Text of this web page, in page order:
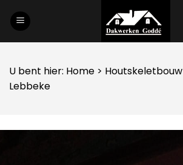
U bent hier: Home > Houtskeletbouw
Lebbeke